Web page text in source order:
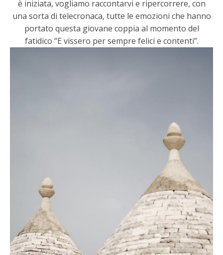
è iniziata, vogliamo raccontarvi e ripercorrere, con
una sorta di telecronaca, tutte le emozioni che hanno
portato questa giovane coppia al momento del
fatidico “E vissero per sempre felici e contenti”.